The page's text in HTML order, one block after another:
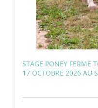
STAGE PONEY FERME
17 OCTOBRE 2026 AU